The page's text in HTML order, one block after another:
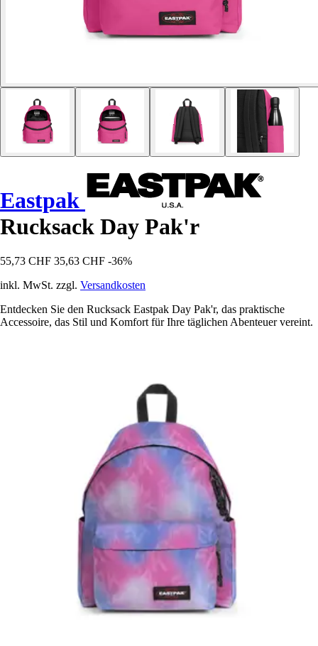
Eastpak
Rucksack Day Pak'r
55,73 CHF 35,63 CHF -36%
inkl. MwSt. zzgl. Versandkosten
Entdecken Sie den Rucksack Eastpak Day Pak'r, das praktische
Accessoire, das Stil und Komfort für Ihre täglichen Abenteuer vereint.